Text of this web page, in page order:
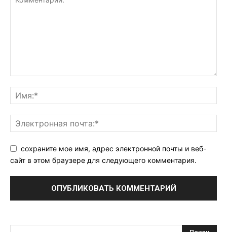
сохраните мое имя, адрес электронной почты и веб-
сайт в этом браузере для следующего комментария.